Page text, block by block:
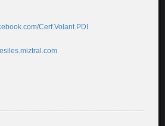
Cerf.Volant.PDI